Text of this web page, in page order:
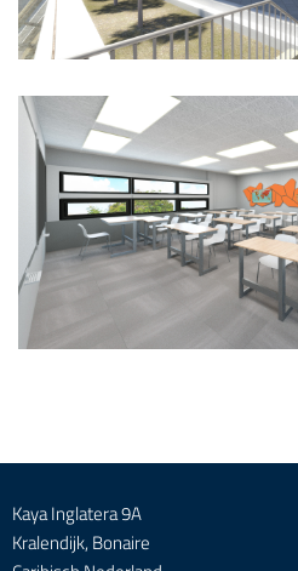
Kaya Inglatera 9A
Kralendijk, Bonaire